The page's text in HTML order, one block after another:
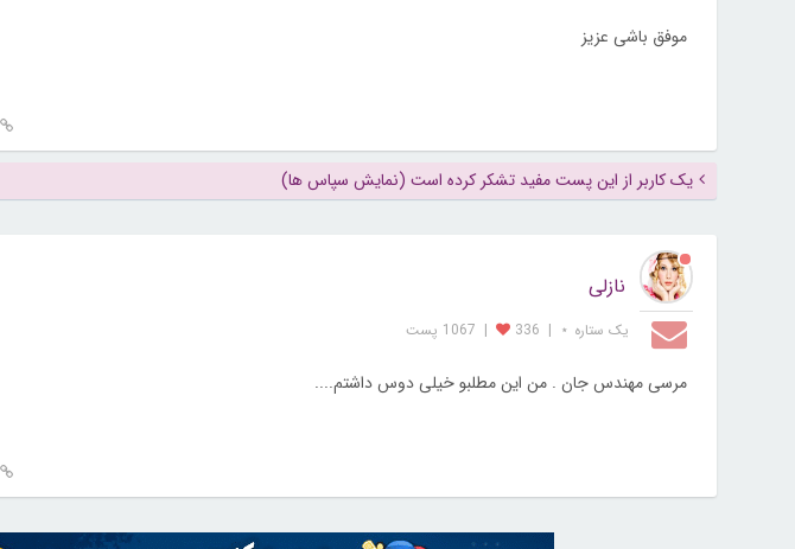
موفق باشی عزیز
یک کاربر از این پست مفید تشکر کرده است (نمایش سپاس ها)
نازلی
یک ستاره ⋆ |
336
| 1067 پست
مرسی مهندس جان . من این مطلبو خیلی دوس داشتم....